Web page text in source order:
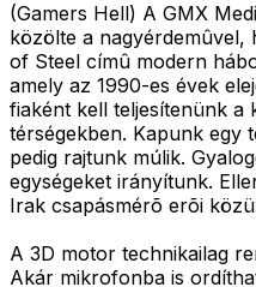
(Gamers Hell) A GMX
közölte a nagyérdemûvel,
of Steel címû modern
amely az 1990-es évek
fiaként kell teljesítenünk a
térségekben. Kapunk egy
pedig rajtunk múlik.
egységeket irányítunk.
Irak csapásmérõ erõi
A 3D motor technikailag
Akár mikrofonba is